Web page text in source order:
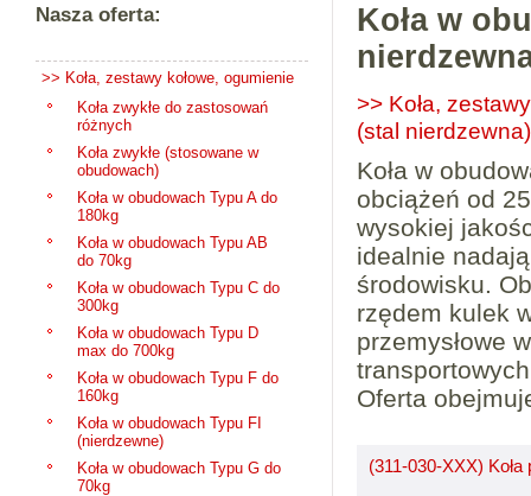
Nasza oferta:
>> Koła, zestawy kołowe, ogumienie
Koła zwykłe do zastosowań
różnych
Koła zwykłe (stosowane w
obudowach)
Koła w obudowach Typu A do
180kg
Koła w obudowach Typu AB
do 70kg
Koła w obudowach Typu C do
300kg
Koła w obudowach Typu D
max do 700kg
Koła w obudowach Typu F do
160kg
Koła w obudowach Typu FI
(nierdzewne)
Koła w obudowach Typu G do
70kg
Koła w
>> Koła,
(stal nierdzewna)
Koła w
obciążeń od
wysokiej
idealnie
środowisku.
rzędem kulek
przemysłowe
Oferta
(311-030-XXX)